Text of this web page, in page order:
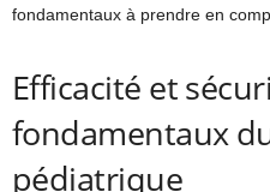
fondamentaux à prendre en
Efficacité et
fondamentaux
pédiatrique